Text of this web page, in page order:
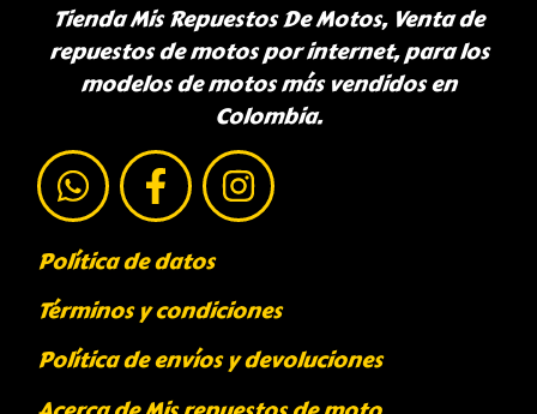
Tienda Mis Repuestos De Motos, Venta de
repuestos de motos por internet, para los
modelos de motos más vendidos en
Colombia.
Política de datos
Términos y condiciones
Política de envíos y devoluciones